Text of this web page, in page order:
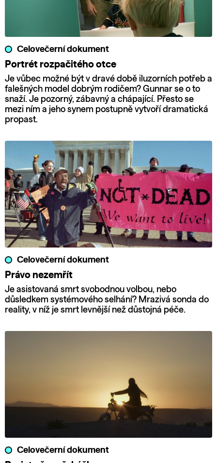
Celovečerní dokument
Portrét rozpačitého otce
Je vůbec možné být v dravé době iluzorních potřeb a
falešných model dobrým rodičem? Gunnar se o to
snaží. Je pozorný, zábavný a chápající. Přesto se
mezi ním a jeho synem postupně vytvoří dramatická
propast.
Celovečerní dokument
Právo nezemřít
Je asistovaná smrt svobodnou volbou, nebo
důsledkem systémového selhání? Mrazivá sonda do
reality, v níž je smrt levnější než důstojná péče.
Celovečerní dokument